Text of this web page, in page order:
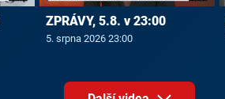
ZPRÁVY, 5.8. v 23:00
5. srpna 2026 23:00